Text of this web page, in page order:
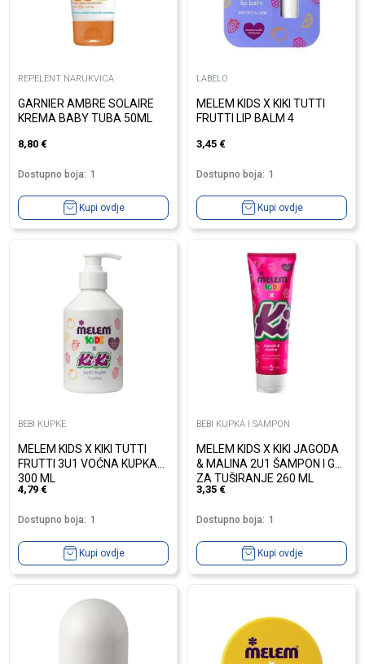
REPELENT NARUKVICA
GARNIER AMBRE SOLAIRE
KREMA BABY TUBA 50ML
8,80 €
Dostupno boja: 1
Kupi ovdje
LABELO
MELEM KIDS X KIKI TUTTI
FRUTTI LIP BALM 4
3,45 €
Dostupno boja: 1
Kupi ovdje
BEBI KUPKE
MELEM KIDS X KIKI TUTTI
FRUTTI 3U1 VOĆNA KUPKA
300 ML
4,79 €
Dostupno boja: 1
Kupi ovdje
BEBI KUPKA I SAMPON
MELEM KIDS X KIKI JAGODA
& MALINA 2U1 ŠAMPON I GEL
ZA TUŠIRANJE 260 ML
3,35 €
Dostupno boja: 1
Kupi ovdje